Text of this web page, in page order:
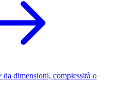
da dimensioni, complessità o